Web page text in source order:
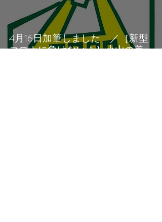
4月16日加筆しました ／［新型
コロナに負けない！］小山の美